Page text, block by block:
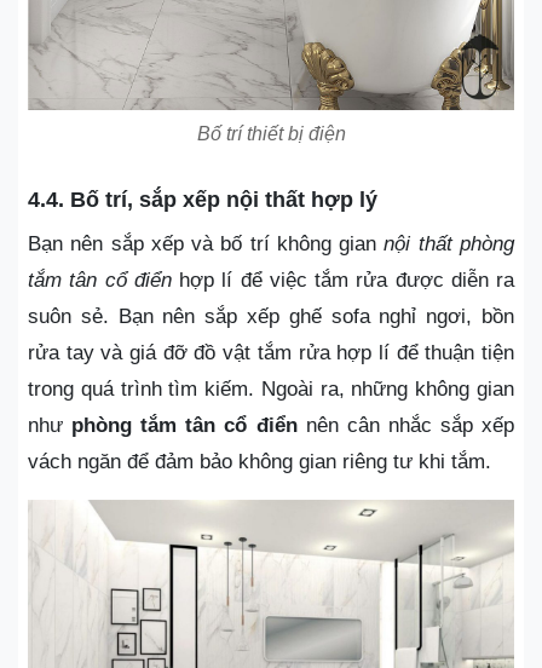
Bố trí thiết bị điện
4.4. Bố trí, sắp xếp nội thất hợp lý
Bạn nên sắp xếp và bố trí không giannội thấtphòng
tắm tân cổ điểnhợp lí để việc tắm rửa được diễn ra
suôn sẻ. Bạn nên sắp xếp ghế sofa nghỉ ngơi, bồn
rửa tay và giá đỡ đồ vật tắm rửa hợp lí để thuận tiện
trong quá trình tìm kiếm. Ngoài ra, những không gian
như phòng tắm tân cổ điển nên cân nhắc sắp xếp
vách ngăn để đảm bảo không gian riêng tư khi tắm.